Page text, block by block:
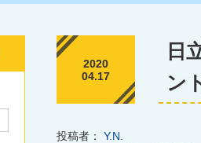
2020
04.17
日
ン
投稿者： Y.N.